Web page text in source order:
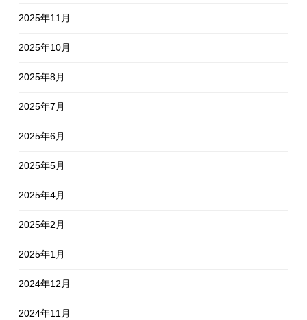
2025年11月
2025年10月
2025年8月
2025年7月
2025年6月
2025年5月
2025年4月
2025年2月
2025年1月
2024年12月
2024年11月